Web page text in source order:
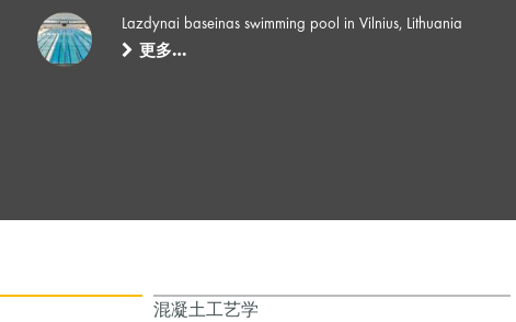
Lazdynai baseinas swimming pool in Vilnius, Lithuania
更多…
混凝土工艺学